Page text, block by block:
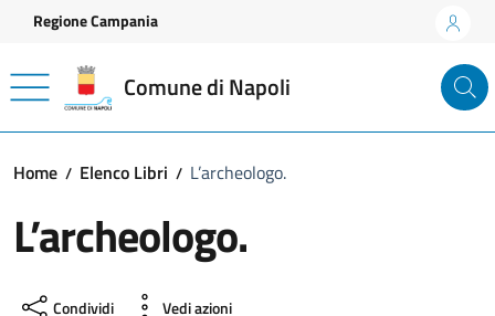
Vai ai contenuti
Vai al footer
Regione Campania
Comune di Napoli
Home Elenco Libri L’archeologo.
L’archeologo.
Condividi Vedi azioni